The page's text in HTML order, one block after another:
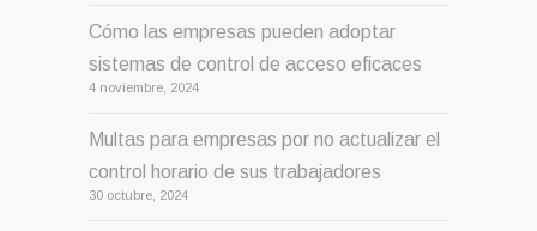
Cómo las empresas pueden adoptar
sistemas de control de acceso eficaces
4 noviembre, 2024
Multas para empresas por no actualizar el
control horario de sus trabajadores
30 octubre, 2024